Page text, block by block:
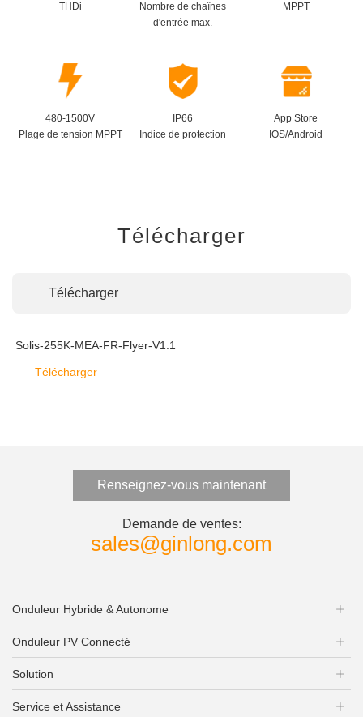
THDi
Nombre de chaînes
d'entrée max.
MPPT
480-1500V
Plage de tension MPPT
IP66
Indice de protection
App Store
IOS/Android
Télécharger
Télécharger
Solis-255K-MEA-FR-Flyer-V1.1
Télécharger
Renseignez-vous maintenant
Demande de ventes:
sales@ginlong.com
Onduleur Hybride & Autonome
Onduleur PV Connecté
Solution
Service et Assistance